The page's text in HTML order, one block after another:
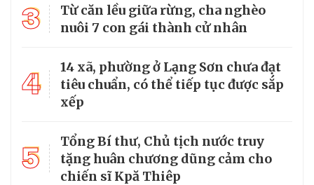
3
Từ căn lều giữa rừng, cha nghèo
nuôi 7 con gái thành cử nhân
4
14 xã, phường ở Lạng Sơn chưa đạt
tiêu chuẩn, có thể tiếp tục được sắp
xếp
5
Tổng Bí thư, Chủ tịch nước truy
tặng huân chương dũng cảm cho
chiến sĩ Kpă Thiêp